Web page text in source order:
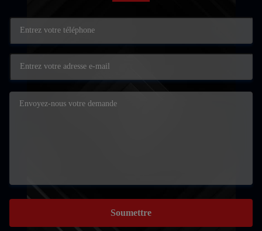
Soumettre